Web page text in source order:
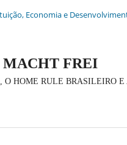
Economia e
MACHT FREI
O HOME RULE BRASILEIRO